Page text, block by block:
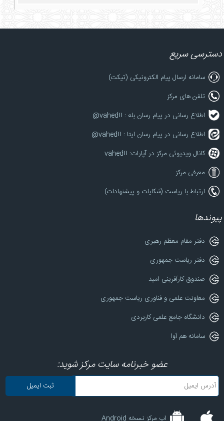
دسترسی سریع
سامانه ارسال پیام الکترونیکی (تیکت)
تلفن های مرکز
اطلاع رسانی در پیام رسان بله : vahed11@
اطلاع رسانی در پیام رسان ایتا : vahed11@
کانال ویدیوئی مرکز در آپارات: vahed11
معرفی مرکز
ارتباط با ریاست (شکایات و پیشنهادات)
پیوندها
دفتر مقام معظم رهبری
دفتر ریاست جمهوری
صندوق کارآفرینی امید
معاونت علمی و فناوری ریاست جمهوری
دانشگاه جامع علمی کاربردی
سامانه هم آوا
عضو خبرنامه سایت مرکز شوید:
اپ مرکز نسخه Android